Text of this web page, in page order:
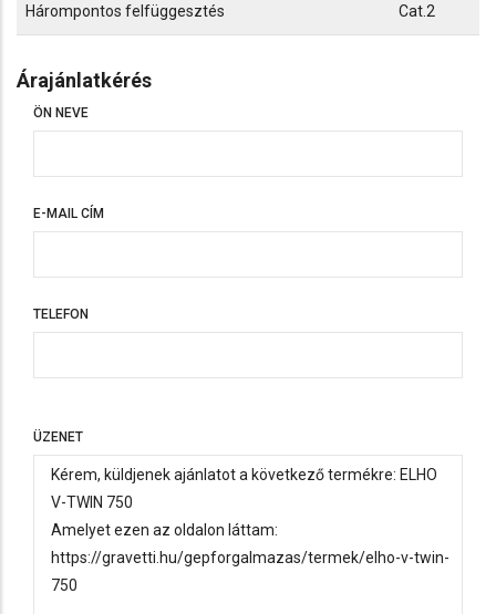
Hárompontos felfüggesztés Cat.2
Árajánlatkérés
ÖN NEVE
E-MAIL CÍM
TELEFON
ÜZENET